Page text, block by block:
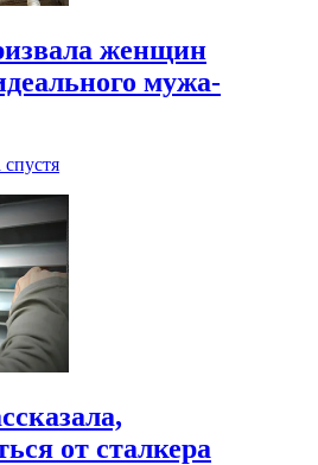
женщин
мужа-
спустя
от сталкера